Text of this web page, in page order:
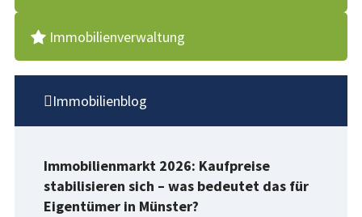
Immobilienverwaltung
Immobilienblog
Immobilienmarkt 2026: Kaufpreise
stabilisieren sich – was bedeutet das für
Eigentümer in Münster?